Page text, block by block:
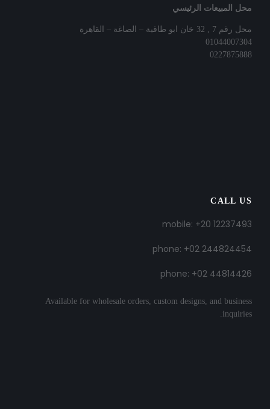
محل المبيعات الرئيسي
محل رقم 7 , 32 خان ابو طاقية – الصاغة – القاهرة
01044007304
0227875888
CALL US
mobile: +20 12237493
phone: +02 244824454
phone: +02 44814426
Available for wholesale orders, custom designs, and business
inquiries.